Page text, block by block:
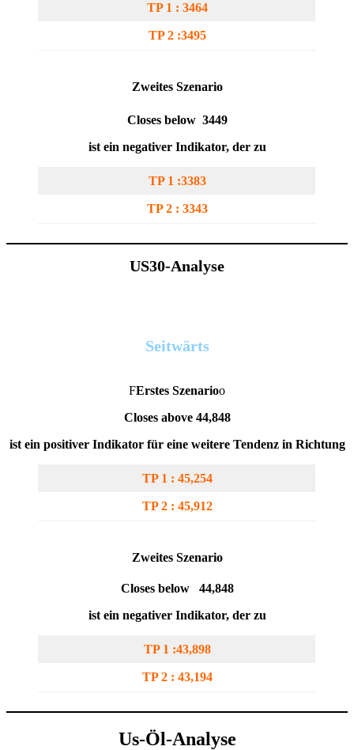
TP 1 : 3464
TP 2 :3495
Zweites Szenario
Closes below 3449
ist ein negativer Indikator, der zu
TP 1 :3383
TP 2 : 3343
US30-Analyse
Seitwärts
FErstes Szenarioo
Closes above 44,848
ist ein positiver Indikator für eine weitere Tendenz in Richtung
TP 1 : 45,254
TP 2 : 45,912
Zweites Szenario
Closes below 44,848
ist ein negativer Indikator, der zu
TP 1 :43,898
TP 2 : 43,194
Us-Öl-Analyse